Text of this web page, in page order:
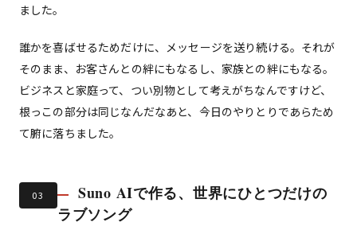
ました。
誰かを喜ばせるためだけに、メッセージを送り続ける。それが
そのまま、お客さんとの絆にもなるし、家族との絆にもなる。
ビジネスと家庭って、つい別物として考えがちなんですけど、
根っこの部分は同じなんだなあと、今日のやりとりであらため
て腑に落ちました。
03
Suno AIで作る、世界にひとつだけの
ラブソング